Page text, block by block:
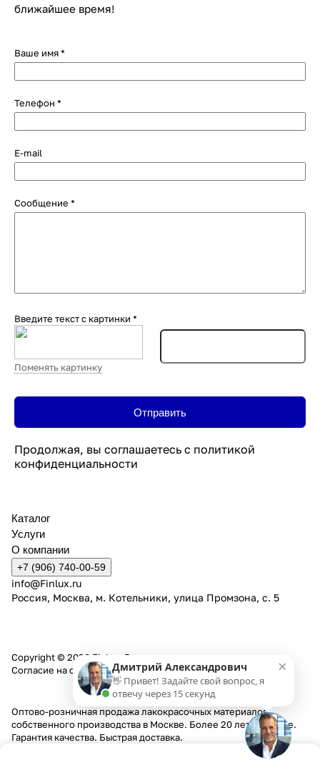
ближайшее время!
Ваше имя *
Телефон *
E-mail
Сообщение *
Введите текст с картинки *
Поменять картинку
Продолжая, вы соглашаетесь с политикой
конфиденциальности
Каталог
Услуги
О компании
+7 (906) 740-00-59
info@Finlux.ru
Россия, Москва, м. Котельники, улица Промзона, с. 5
Copyright © 2026 Finlux. Все права защищены.
Согласие на обработку персональных данных
Оптово-розничная продажа лакокрасочных материалов
собственного производства в Москве. Более 20 лет на рынке.
Гарантия качества. Быстрая доставка.
×
Дмитрий Александрович
👋 Привет! Задайте свой вопрос, я
отвечу через 15 секунд